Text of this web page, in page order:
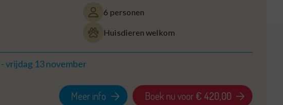
6 personen
Huisdieren welkom
-vrijdag 13 november
Meer info Boek nu voor€ 420,00